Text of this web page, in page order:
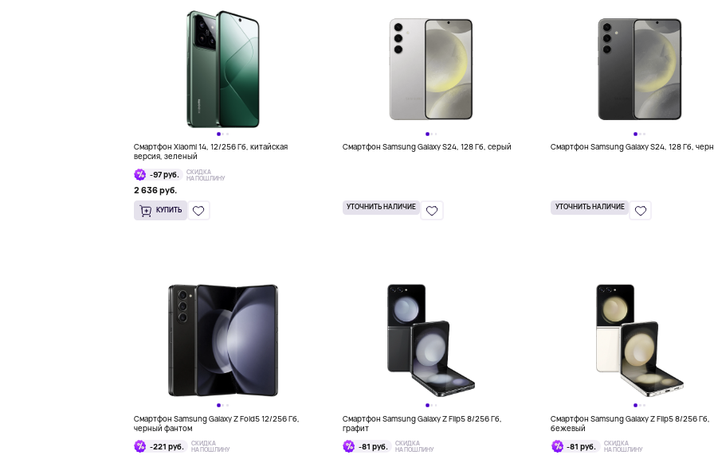
Смартфон Xiaomi 14, 12/256 Гб, китайская
версия, зеленый
-97 руб.
СКИДКА
НА ПОШЛИНУ
2 636 руб.
КУПИТЬ
Смартфон Samsung Galaxy S24, 128 Гб, серый
УТОЧНИТЬ НАЛИЧИЕ
Смартфон Samsung Galaxy S24, 128 Гб,
УТОЧНИТЬ НАЛИЧИЕ
Смартфон Samsung Galaxy Z Fold5 12/256 Гб,
черный фантом
-221 руб.
СКИДКА
НА ПОШЛИНУ
Смартфон Samsung Galaxy Z Flip5 8/256 Гб,
графит
-81 руб.
СКИДКА
НА ПОШЛИНУ
Смартфон Samsung Galaxy Z Flip5 8/256 Гб,
бежевый
-81 руб.
СКИДКА
НА ПОШЛИНУ